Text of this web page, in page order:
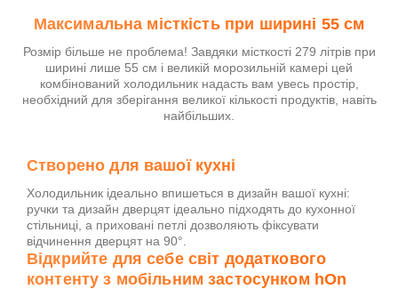
Максимальна місткість при ширині 55 см
Розмір більше не проблема! Завдяки місткості 279 літрів при
ширині лише 55 см і великій морозильній камері цей
комбінований холодильник надасть вам увесь простір,
необхідний для зберігання великої кількості продуктів, навіть
найбільших.
Створено для вашої кухні
Холодильник ідеально впишеться в дизайн вашої кухні:
ручки та дизайн дверцят ідеально підходять до кухонної
стільниці, а приховані петлі дозволяють фіксувати
відчинення дверцят на 90°.
Відкрийте для себе світ додаткового
контенту з мобільним застосунком hOn